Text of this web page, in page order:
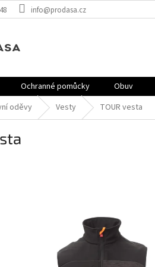
info@prodasa.cz
Ochranné pomůcky Obuv
oděvy Vesty TOUR vesta